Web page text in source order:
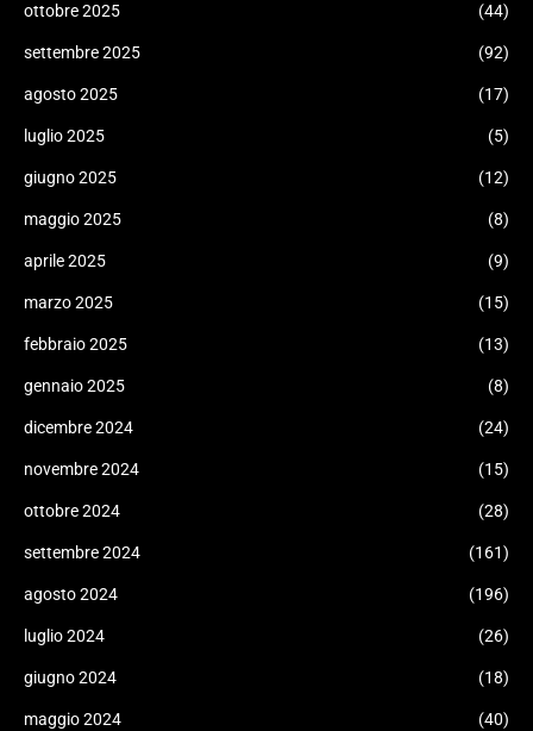
ottobre 2025 (44)
settembre 2025 (92)
agosto 2025 (17)
luglio 2025 (5)
giugno 2025 (12)
maggio 2025 (8)
aprile 2025 (9)
marzo 2025 (15)
febbraio 2025 (13)
gennaio 2025 (8)
dicembre 2024 (24)
novembre 2024 (15)
ottobre 2024 (28)
settembre 2024 (161)
agosto 2024 (196)
luglio 2024 (26)
giugno 2024 (18)
maggio 2024 (40)